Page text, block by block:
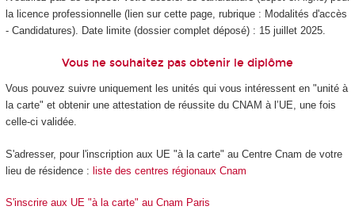
la licence professionnelle (lien sur cette page, rubrique : Modalités d'accès
- Candidatures). Date limite (dossier complet déposé) : 15 juillet 2025.
Vous ne souhaitez pas obtenir le diplôme
Vous pouvez suivre uniquement les unités qui vous intéressent en "unité à
la carte" et obtenir une attestation de réussite du CNAM à l’UE, une fois
celle-ci validée.
S'adresser, pour l'inscription aux UE "à la carte" au Centre Cnam de votre
lieu de résidence : liste des centres régionaux Cnam
S'inscrire aux UE "à la carte" au Cnam Paris